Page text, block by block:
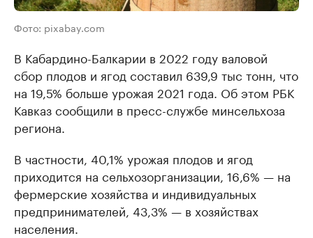
Фото: pixabay.com
В Кабардино-Балкарии в 2022 году валовой
сбор плодов и ягод составил 639,9 тыс тонн, что
на 19,5% больше урожая 2021 года. Об этом РБК
Кавказ сообщили в пресс-службе минсельхоза
региона.
В частности, 40,1% урожая плодов и ягод
приходится на сельхозорганизации, 16,6% — на
фермерские хозяйства и индивидуальных
предпринимателей, 43,3% — в хозяйствах
населения.